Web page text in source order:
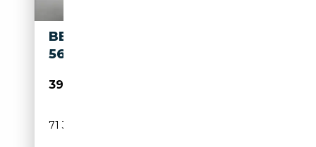
BENTLEY CONTINENTAL W12 -
560 PS - ALLRAD - 71.390 KM
39 990€
71 390 km